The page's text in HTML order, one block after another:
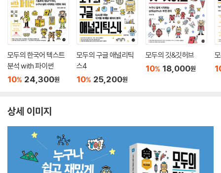
모두의 한국어 텍스트
분석 with 파이썬
10% 24,300원
모두의 구글 애널리틱
스4
10% 25,200원
모두의 깃&깃허브
10% 18,000원
상세 이미지